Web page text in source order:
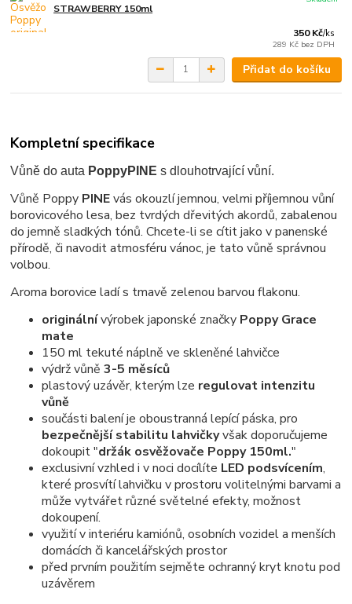
STRAWBERRY 150ml
350 Kč/ks
289 Kč bez DPH
Přidat do košíku
Kompletní specifikace
Vůně do auta PoppyPINE s dlouhotrvající vůní.
Vůně Poppy PINEvás okouzlí jemnou, velmi příjemnou vůní
borovicového lesa, bez tvrdých dřevitých akordů, zabalenou
do jemně sladkých tónů. Chcete-li se cítit jako v panenské
přírodě, či navodit atmosféru vánoc, je tato vůně správnou
volbou.
Aroma borovice ladí s tmavě zelenou barvou flakonu.
originálnívýrobek japonské značky Poppy Grace
mate
150 ml tekuté náplně ve skleněné lahvičce
výdrž vůně 3-5 měsíců
plastový uzávěr, kterým lze regulovat intenzitu
vůně
součásti balení je oboustranná lepící páska, pro
bezpečnější stabilitu lahvičkyvšak doporučujeme
dokoupit "držák osvěžovače Poppy 150ml."
exclusivní vzhled i v noci docílíte LED podsvícením,
které prosvítí lahvičku v prostoru volitelnými barvami a
může vytvářet různé světelné efekty, možnost
dokoupení.
využití v interiéru kamiónů, osobních vozidel a menších
domácích či kancelářských prostor
před prvním použitím sejměte ochranný kryt knotu pod
uzávěrem